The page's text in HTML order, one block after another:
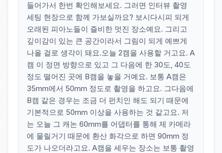
들어가서 한번 확인해보세요. 그러면 인터뷰 촬영
세팅 현장으로 함께 가보실까요? 보시다시피 되게
오래된 피아노들이 즐비한 멋진 장소예요. 그리고
깊이감이 있는 큰 공간이라서 그림이 되게 예쁘게
나올 걸로 생각이 돼요.오늘 2캠을 사용할 거고요. A
캠 이 정면 방향으로 있고 그 다음에 한 30도, 40도
정도 떨어진 곳에 B캠을 놓을 거예요. 보통 A캠은
35mm에서 50mm 정도로 촬영을 하고요. 그다음에
B캠 같은 경우는 조금 더 펀치인 해도 되기 때문에
기본적으로 50mm 이상을 사용하는 것 같고요. 저
는 오늘 그 캐논 60mm를 어댑터를 통해 제 카메라
에 물릴거기 때문에 환산 화각으로 하면 90mm 정
도가 나오더라고요. A캠을 세우는 장소는 보통 촬영